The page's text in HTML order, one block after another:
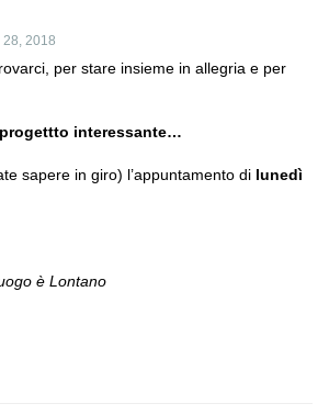
28, 2018
per stare insieme in allegria e per
interessante…
sapere in giro) l’appuntamento di lunedì
è Lontano